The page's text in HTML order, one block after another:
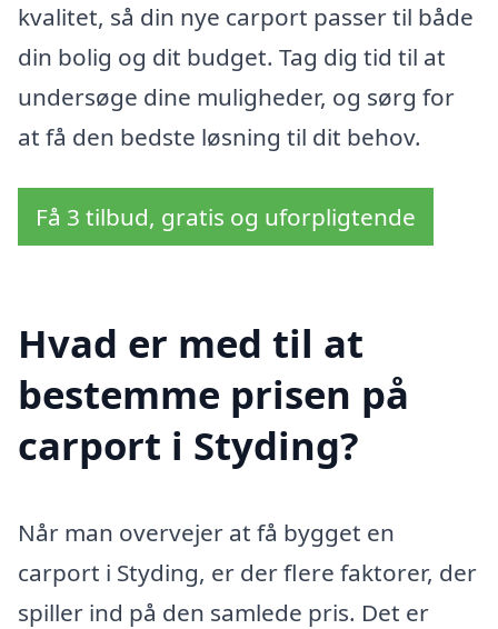
kvalitet, så din nye carport passer til både
din bolig og dit budget. Tag dig tid til at
undersøge dine muligheder, og sørg for
at få den bedste løsning til dit behov.
Få 3 tilbud, gratis og uforpligtende
Hvad er med til at
bestemme prisen på
carport i Styding?
Når man overvejer at få bygget en
carport i Styding, er der flere faktorer, der
spiller ind på den samlede pris. Det er